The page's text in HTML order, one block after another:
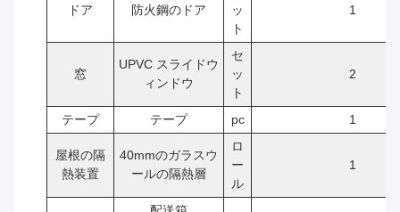
ドア 防火鋼のドア
ッ
ト
1
窓
UPVC スライドウ
ィンドウ
セ
ッ
ト
2
テープ テープ pc 1
屋根の隔
熱装置
40mmのガラスウ
ールの隔熱層
ロ
ー
ル
1